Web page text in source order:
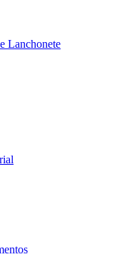
Lanchonete